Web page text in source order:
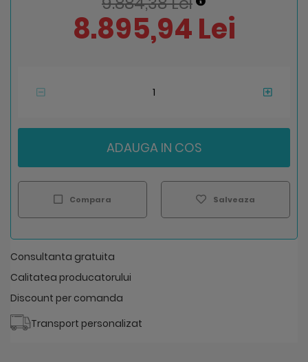
8.895,94 Lei
ADAUGA IN COS
Salveaza
Compara
Consultanta gratuita
Calitatea producatorului
Discount per comanda
Transport personalizat